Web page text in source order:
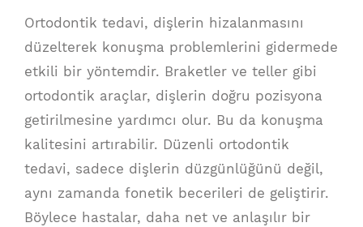
Ortodontik tedavi, dişlerin hizalanmasını
düzelterek konuşma problemlerini gidermede
etkili bir yöntemdir. Braketler ve teller gibi
ortodontik araçlar, dişlerin doğru pozisyona
getirilmesine yardımcı olur. Bu da konuşma
kalitesini artırabilir. Düzenli ortodontik
tedavi, sadece dişlerin düzgünlüğünü değil,
aynı zamanda fonetik becerileri de geliştirir.
Böylece hastalar, daha net ve anlaşılır bir